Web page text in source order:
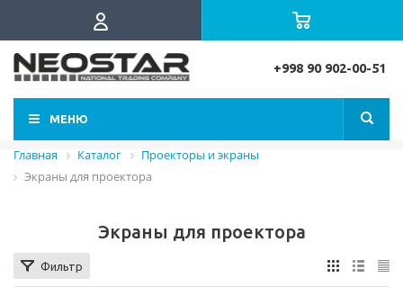
+998 90 902-00-51
МЕНЮ
Главная Каталог
Проекторы и экраны
Экраны для проектора
Экраны для проектора
Фильтр